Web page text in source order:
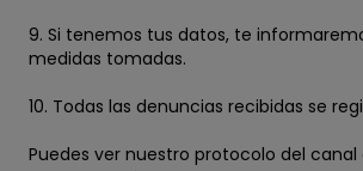
9. Si tenemos tus datos, te
medidas tomadas.
10. Todas las denuncias recibidas se
Puedes ver nuestro protocolo del canal